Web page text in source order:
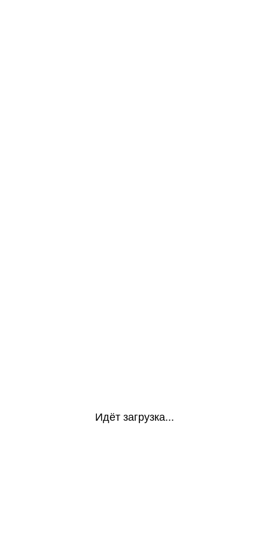
Идёт загрузка...